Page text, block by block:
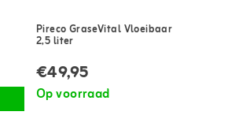
Pireco GraseVital Vloeibaar
2,5 liter
€49,95
Op voorraad